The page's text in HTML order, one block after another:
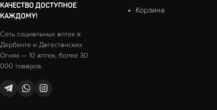
КАЧЕСТВО ДОСТУПНОЕ
КАЖДОМУ!
Сеть социальных аптек в
Дербенте и Дагестанских
Огнях — 10 аптек, более 30
000 товаров.
Корзина